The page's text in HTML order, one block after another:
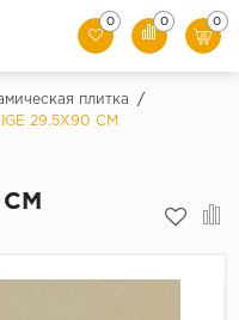
0 0 0
плитка
/
29.5X90 CM